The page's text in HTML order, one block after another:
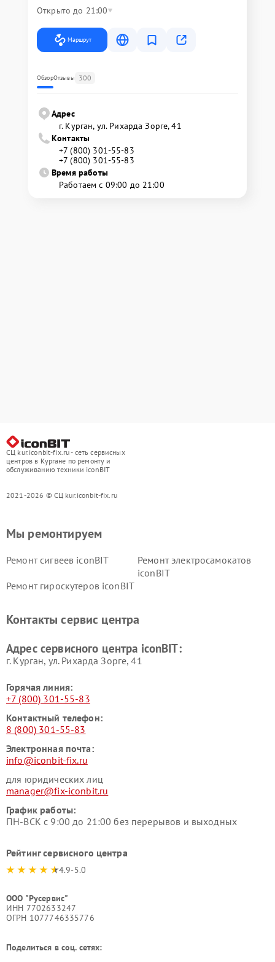
Открыто до 21:00
Маршрут
ОбзорОтзывы 300
Адрес
г. Курган, ул. Рихарда Зорге, 41
Контакты
+7 (800) 301-55-83
+7 (800) 301-55-83
Время работы
Работаем с 09:00 до 21:00
СЦ kur.iconbit-fix.ru - сеть сервисных
центров в Кургане по ремонту и
обслуживанию техники iconBIT
2021-2026 © СЦ kur.iconbit-fix.ru
Мы ремонтируем
Ремонт сигвеев iconBIT
Ремонт электросамокатов
iconBIT
Ремонт гироскутеров iconBIT
Контакты сервис центра
Адрес сервисного центра iconBIT:
г. Курган, ул. Рихарда Зорге, 41
Горячая линия:
+7 (800) 301-55-83
Контактный телефон:
8 (800) 301-55-83
Электронная почта:
info@iconbit-fix.ru
для юридических лиц
manager@fix-iconbit.ru
График работы:
ПН-ВСК с 9:00 до 21:00 без перерывов и выходных
Рейтинг сервисного центра
4.9-5.0
ООО "Русервис"
ИНН 7702633247
ОГРН 1077746335776
Поделиться в соц. сетях: